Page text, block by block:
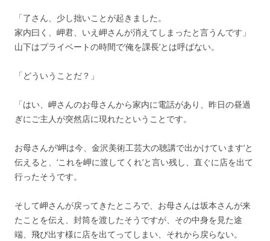
「了さん、少し拙いことが起きました。
家内曰く、岬君、いえ岬さんが消えてしまったと言うんです」
山下はプライベートの時間で’俺を課長’とは呼ばない。
「どういうことだ？」
「はい、岬さんのお母さんから家内に電話があり、昨日の昼過
ぎにご主人が突然店に現れたということです。
お母さんが‘岬は今、金沢美術工芸大の聴講で出かけています’と
伝えると、‘これを岬に渡してくれ’と言い残し、直ぐに店を出て
行ったそうです。
そして岬さんが戻ってきたところで、お母さんは坂本さんが来
たことを伝え、封筒を渡したそうですが、その中身を見た途
端、飛び出す様に店を出てってしまい、それから戻らない。